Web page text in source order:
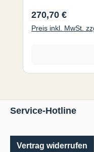
Halter und
Der Halter mit
ausgezeichnete
verschiedene
erhältlich.
Regulärer Preis:
270,70 €
Preis inkl. MwSt.
Service-Hotline
Vertrag widerrufen